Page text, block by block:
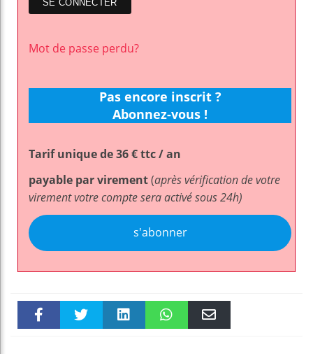
Mot de passe perdu?
Pas encore inscrit ?
Abonnez-vous !
Tarif unique de 36 € ttc / an
payable par virement(après vérification de votre
virement votre compte sera activé sous 24h)
s'abonner